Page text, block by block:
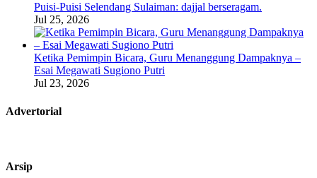
Puisi-Puisi Selendang Sulaiman: dajjal berseragam.
Jul 25, 2026
Ketika Pemimpin Bicara, Guru Menanggung Dampaknya –
Esai Megawati Sugiono Putri
Jul 23, 2026
Advertorial
Arsip